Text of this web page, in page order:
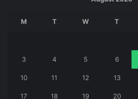
M T W T
3 4 5 6
10 11 12 13
17 18 19 20